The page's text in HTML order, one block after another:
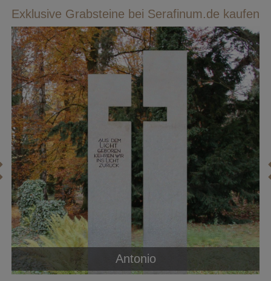
Exklusive Grabsteine bei Serafinum.de kaufen
Antonio
Helles Urnengrab Grabmal mit Kreuz